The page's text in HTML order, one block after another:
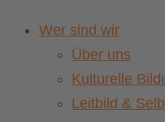
Wer sind wir
Über uns
Kulturelle
Leitbild &